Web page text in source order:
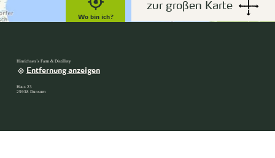
Wo bin ich?
zur großen Karte
Hinrichsen´s Farm & Distillery
Entfernung anzeigen
Haus 23
25938 Dunsum